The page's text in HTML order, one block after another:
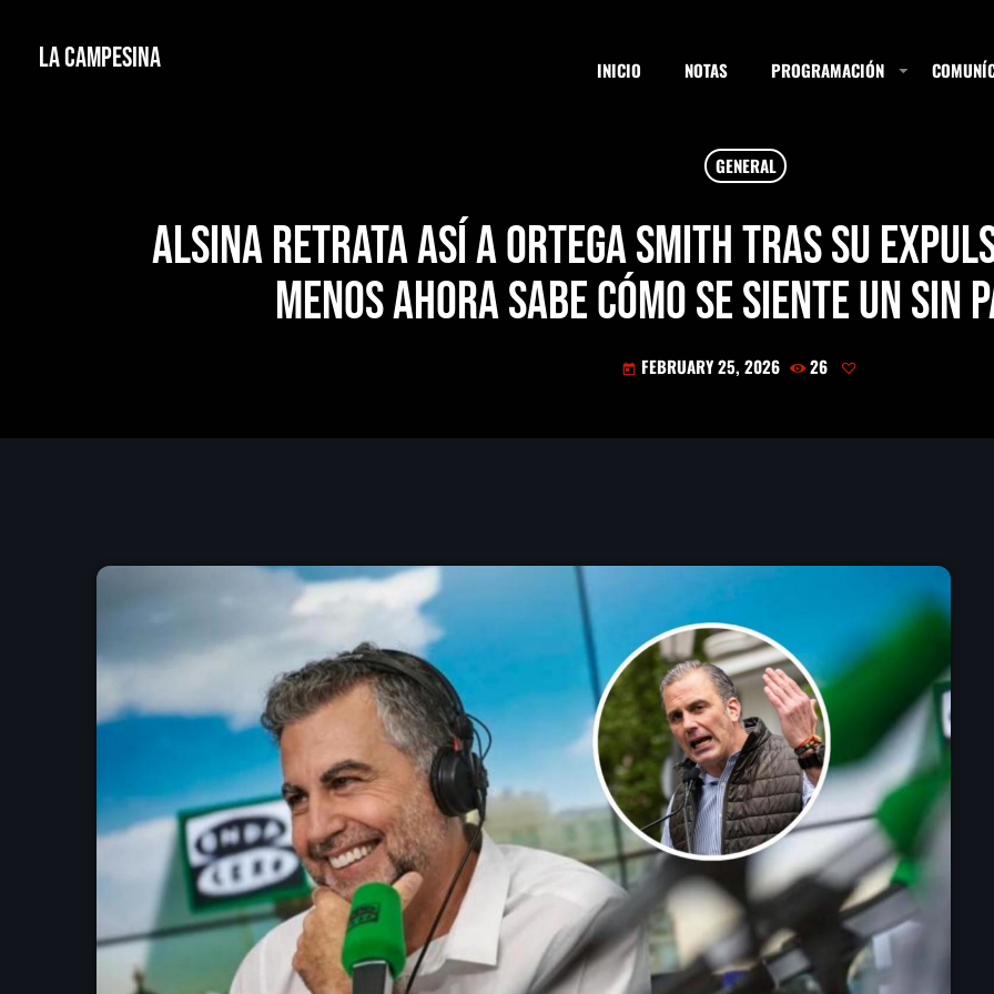
La Campesina INICIO NOTAS PROGRAMACIÓN
SEARCH
GENERAL
Alsina retrata así a Ortega Smith tras su
menos ahora sabe cómo se siente un sin
today FEBRUARY 25, 2026 26